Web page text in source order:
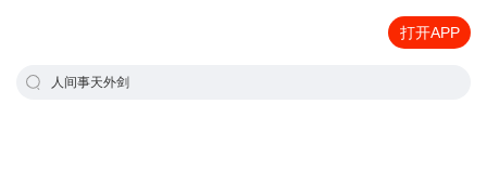
打开APP
人间事天外剑